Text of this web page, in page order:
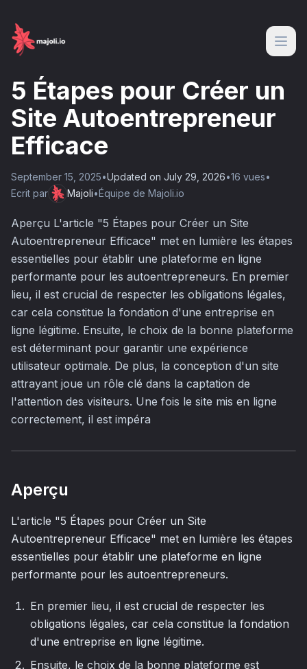
5 Étapes pour Créer un
Site Autoentrepreneur
Efficace
September 15, 2025•Updated on July 29, 2026•16 vues•
Ecrit par
Majoli•Équipe de Majoli.io
Aperçu L'article "5 Étapes pour Créer un Site
Autoentrepreneur Efficace" met en lumière les étapes
essentielles pour établir une plateforme en ligne
performante pour les autoentrepreneurs. En premier
lieu, il est crucial de respecter les obligations légales,
car cela constitue la fondation d'une entreprise en
ligne légitime. Ensuite, le choix de la bonne plateforme
est déterminant pour garantir une expérience
utilisateur optimale. De plus, la conception d'un site
attrayant joue un rôle clé dans la captation de
l'attention des visiteurs. Une fois le site mis en ligne
correctement, il est impéra
Aperçu
L'article "5 Étapes pour Créer un Site
Autoentrepreneur Efficace" met en lumière les étapes
essentielles pour établir une plateforme en ligne
performante pour les autoentrepreneurs.
En premier lieu, il est crucial de respecter les
obligations légales, car cela constitue la fondation
d'une entreprise en ligne légitime.
Ensuite, le choix de la bonne plateforme est